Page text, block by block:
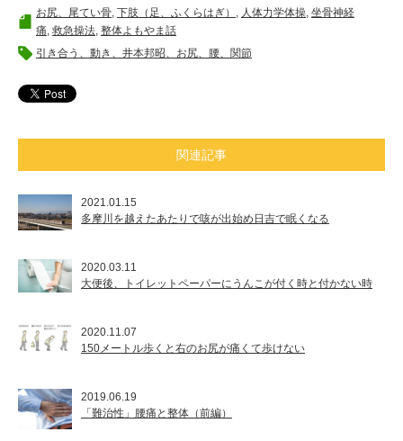
お尻、尾てい骨 下肢（足、ふくらはぎ） 人体力学体操 坐骨神経
痛 救急操法 整体よもやま話
引き合う、動き、井本邦昭、お尻、腰、関節
関連記事
2021.01.15
多摩川を越えたあたりで咳が出始め日吉で眠くなる
2020.03.11
大便後、トイレットペーパーにうんこが付く時と付かない時
2020.11.07
150メートル歩くと右のお尻が痛くて歩けない
2019.06.19
「難治性」腰痛と整体（前編）